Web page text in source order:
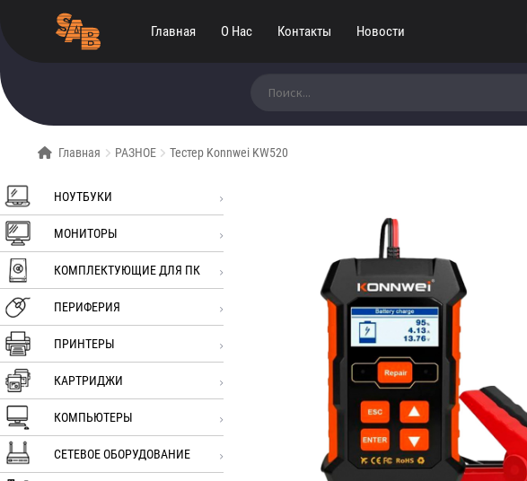
Главная О Нас Контакты Новости
Главная РАЗНОЕ Тестер Konnwei KW520
НОУТБУКИ
МОНИТОРЫ
КОМПЛЕКТУЮЩИЕ ДЛЯ ПК
ПЕРИФЕРИЯ
ПРИНТЕРЫ
КАРТРИДЖИ
КОМПЬЮТЕРЫ
СЕТЕВОЕ ОБОРУДОВАНИЕ